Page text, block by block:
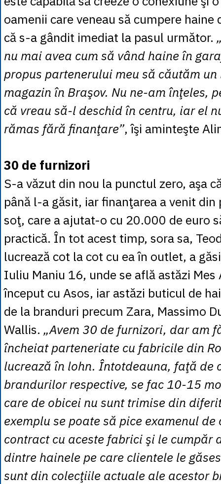
oamenii care veneau să cumpere haine
că s-a gândit imediat la pasul următor.
nu mai avea cum să vând haine în
propus partenerului meu să căutăm
magazin în Braşov. Nu ne-am înţeles,
că vreau să-l deschid în centru, iar el
rămas fără finanţare”, îşi aminteşte
30 de furnizori
S-a văzut din nou la punctul zero, aşa
până l-a găsit, iar finanţarea a venit
soţ, care a ajutat-o cu 20.000 de euro
practică. În tot acest timp, sora sa,
lucrează cot la cot cu ea în outlet, a
Iuliu Maniu 16, unde se află astăzi Mes
început cu Asos, iar astăzi buticul de
de la branduri precum Zara, Massimo
Wallis. „Avem 30 de furnizori, dar am
încheiat parteneriate cu fabricile din
lucrează în lohn. Întotdeauna, faţă de
brandurilor respective, se fac 10-15
care de obicei nu sunt trimise din
exemplu se poate să pice examenul
contract cu aceste fabrici şi le cumpăr
dintre hainele pe care clientele le
sunt din colecţiile actuale ale acestor